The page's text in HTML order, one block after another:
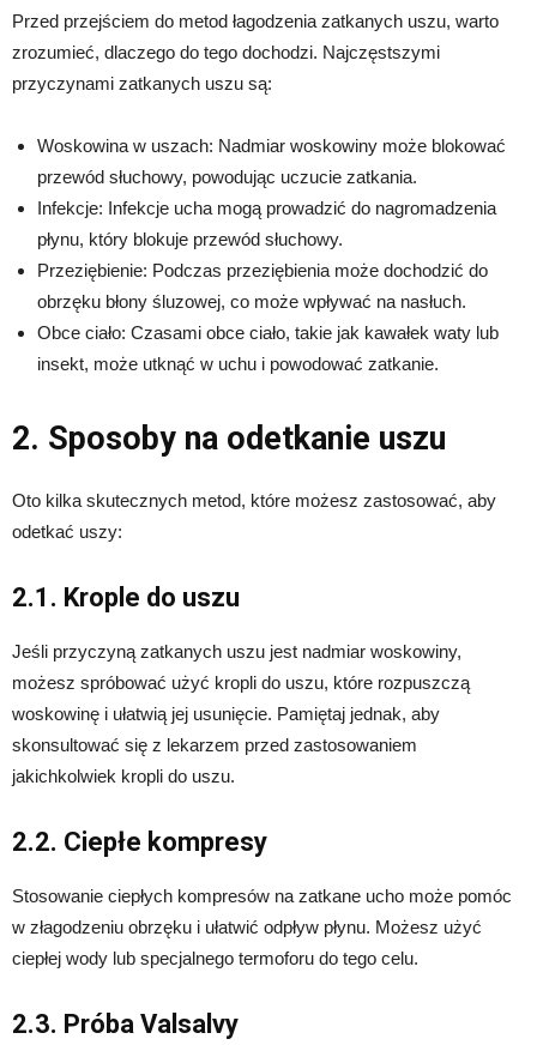
Przed przejściem do metod łagodzenia zatkanych uszu, warto
zrozumieć, dlaczego do tego dochodzi. Najczęstszymi
przyczynami zatkanych uszu są:
Woskowina w uszach: Nadmiar woskowiny może blokować
przewód słuchowy, powodując uczucie zatkania.
Infekcje: Infekcje ucha mogą prowadzić do nagromadzenia
płynu, który blokuje przewód słuchowy.
Przeziębienie: Podczas przeziębienia może dochodzić do
obrzęku błony śluzowej, co może wpływać na nasłuch.
Obce ciało: Czasami obce ciało, takie jak kawałek waty lub
insekt, może utknąć w uchu i powodować zatkanie.
2. Sposoby na odetkanie uszu
Oto kilka skutecznych metod, które możesz zastosować, aby
odetkać uszy:
2.1. Krople do uszu
Jeśli przyczyną zatkanych uszu jest nadmiar woskowiny,
możesz spróbować użyć kropli do uszu, które rozpuszczą
woskowinę i ułatwią jej usunięcie. Pamiętaj jednak, aby
skonsultować się z lekarzem przed zastosowaniem
jakichkolwiek kropli do uszu.
2.2. Ciepłe kompresy
Stosowanie ciepłych kompresów na zatkane ucho może pomóc
w złagodzeniu obrzęku i ułatwić odpływ płynu. Możesz użyć
ciepłej wody lub specjalnego termoforu do tego celu.
2.3. Próba Valsalvy